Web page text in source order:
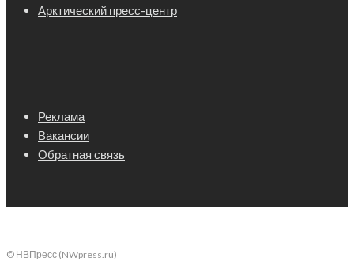
Арктический пресс-центр
Реклама
Вакансии
Обратная связь
© НВПресс (NWpress.ru)